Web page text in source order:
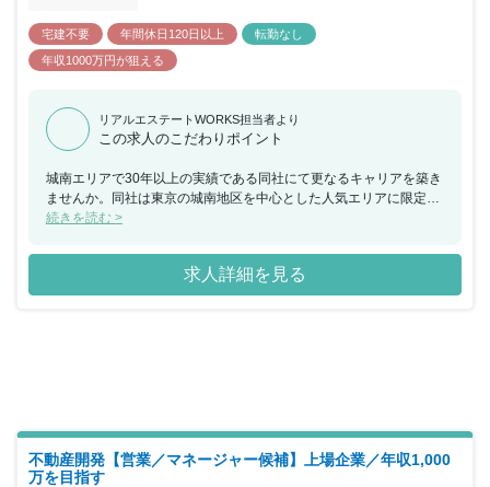
宅建不要 年間休日120日以上
転勤なし
年収1000万円が狙える
リアルエステートWORKS担当者より
この求人のこだわりポイント
城南エリアで30年以上の実績である同社にて更なるキャリアを築き
ませんか。同社は東京の城南地区を中心とした人気エリアに限定
し、東急および都心沿線にコア店舗を10店舗展開、35期目を迎えま
を商圏と捉えて流通・管理・開発×自社設計・施工の建築等、不動
産有効利用の観点から必要とされる複数事業を自社ですべて完結す
る体制を構築しているからこそ、その提案力は他社と明確な差別化
行っており、それぞれの事業の親和性を高めていくためにも、不動
産という商品を持つことが重要だと考えています。例1)仕入⇒加工
(建築)⇒販売・例2)仕入⇒加工(建築)⇒賃貸仲介⇒賃貸管理、 同時
続きを読む >
求人詳細を見る
不動産開発【営業／マネージャー候補】上場企業／年収1,000
万を目指す